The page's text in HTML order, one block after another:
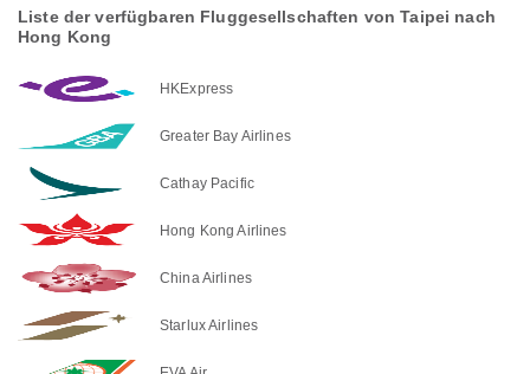
Liste der verfügbaren Fluggesellschaften von Taipei nach
Hong Kong
HKExpress
Greater Bay Airlines
Cathay Pacific
Hong Kong Airlines
China Airlines
Starlux Airlines